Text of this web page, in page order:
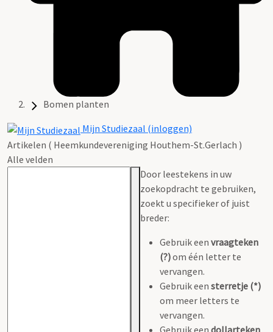
Bomen planten
Mijn Studiezaal (inloggen)
Artikelen ( Heemkundevereniging Houthem-St.Gerlach )
Alle velden
Door leestekens in uw
zoekopdracht te gebruiken,
zoekt u specifieker of juist
breder:
Gebruik een vraagteken
(?)om één letter te
vervangen.
Gebruik een sterretje (*)
om meer letters te
vervangen.
Gebruik een dollarteken